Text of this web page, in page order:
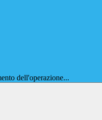
dell'operazione...